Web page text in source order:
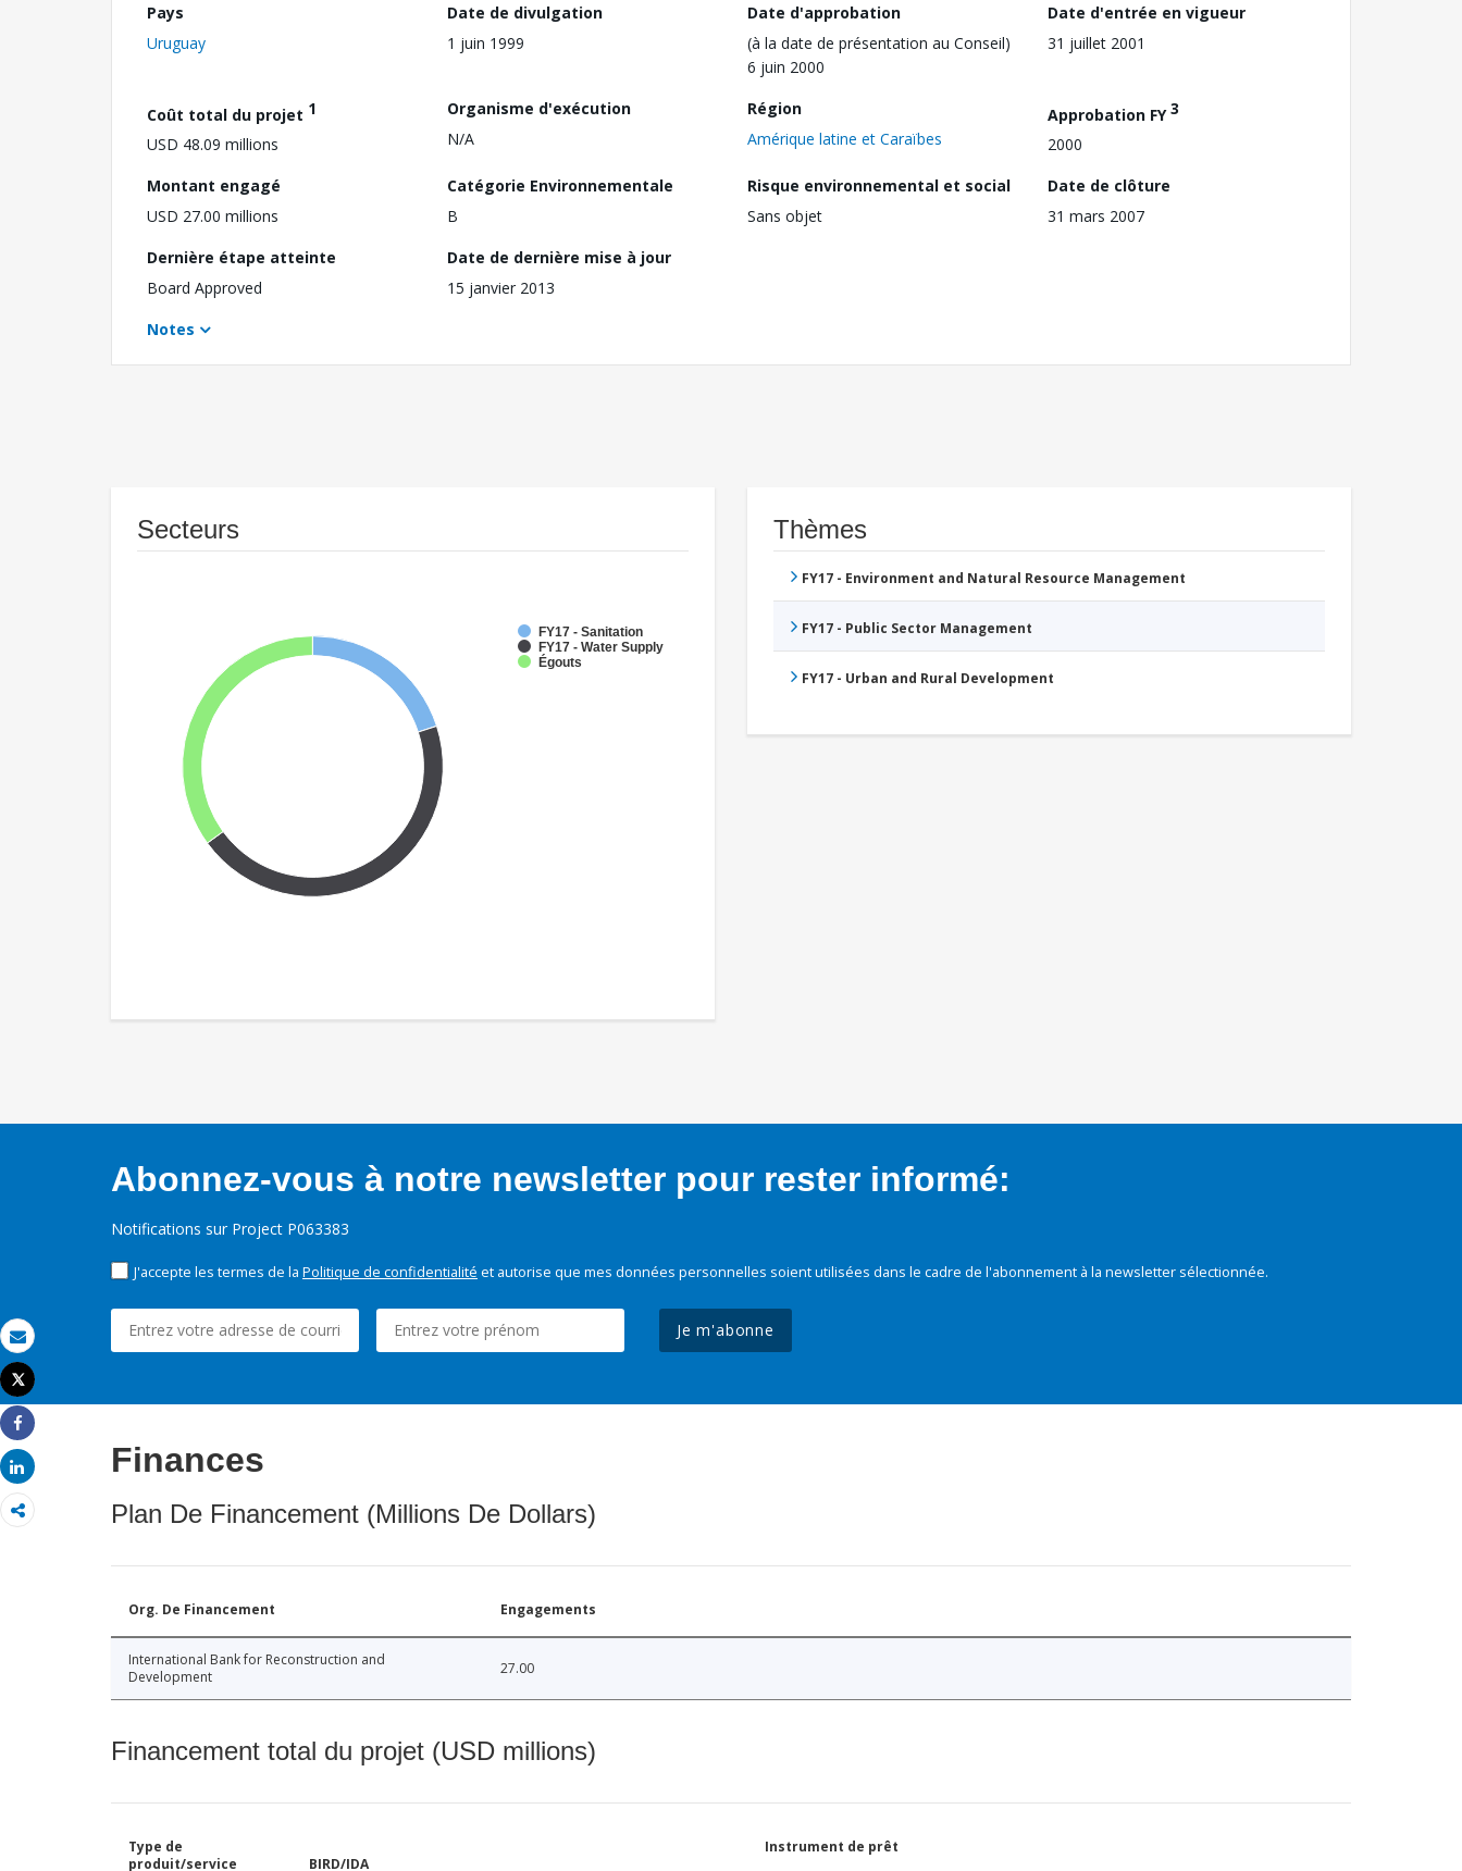
Email
Imprimer
Tweet
Share
Share
Pays
Uruguay
Date de divulgation
1 juin 1999
Date d'approbation
(à la date de présentation au Conseil)
6 juin 2000
Date d'entrée en vigueur
31 juillet 2001
Coût total du projet 1
USD 48.09 millions
Organisme d'exécution
N/A
Région
Amérique latine et Caraïbes
Approbation FY3
2000
Montant engagé
USD 27.00 millions
Catégorie Environnementale
B
Risque environnemental et social
Sans objet
Date de clôture
31 mars 2007
Dernière étape atteinte
Board Approved
Date de dernière mise à jour
15 janvier 2013
Notes
Secteurs
FY17 - Sanitation
FY17 - Water Supply
Égouts
Thèmes
FY17 - Environment and Natural Resource Management
FY17 - Public Sector Management
FY17 - Urban and Rural Development
Abonnez-vous à notre newsletter pour rester informé:
Notifications sur Project P063383
J'accepte les termes de la Politique de confidentialité et autorise que mes données personnelles soient utilisées dans le cadre de l'abonnement à la newsletter sélectionnée.
Je m'abonne
Finances
Plan De Financement (Millions De Dollars)
Org. De Financement Engagements
International Bank for Reconstruction and
Development
27.00
Financement total du projet (USD millions)
Type de
produit/service
BIRD/IDA
Instrument de prêt